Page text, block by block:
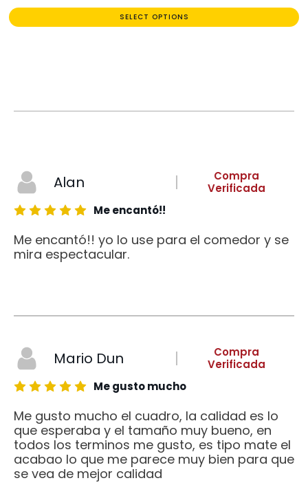
SELECT OPTIONS
Alan
Compra
Verificada
Me encantó!!
Me encantó!! yo lo use para el comedor y se
mira espectacular.
Mario Dun
Compra
Verificada
Me gusto mucho
Me gusto mucho el cuadro, la calidad es lo
que esperaba y el tamaño muy bueno, en
todos los terminos me gusto, es tipo mate el
acabao lo que me parece muy bien para que
se vea de mejor calidad